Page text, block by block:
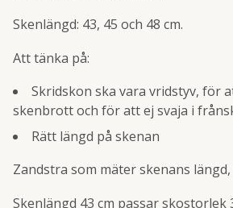
Skenlängd: 43, 45 och 48 cm.
Att tänka på:
Skridskon ska vara vridstyv, för
skenbrott och för att ej svaja i
Rätt längd på skenan
Zandstra som mäter skenans
Skenlängd 43 cm passar skostorlek